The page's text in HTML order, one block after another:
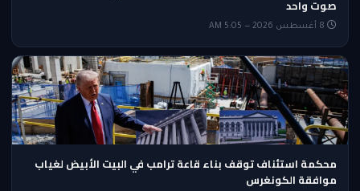
صوت واحد
محكمة استئناف توقف بناء قاعة ترامب في البيت الأبيض لغياب
موافقة الكونغرس